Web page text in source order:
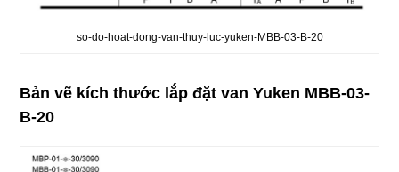
so-do-hoat-dong-van-thuy-luc-yuken-MBB-03-B-20
Bản vẽ kích thước lắp đặt van Yuken MBB-03-
B-20